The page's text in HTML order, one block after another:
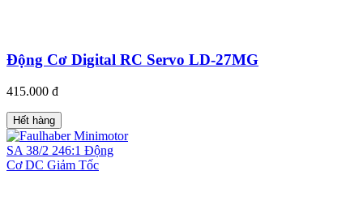
Động Cơ Digital RC Servo LD-27MG
415.000 đ
Hết hàng